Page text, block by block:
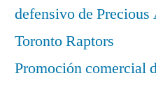
defensivo de
Toronto Raptors
Promoción comercial